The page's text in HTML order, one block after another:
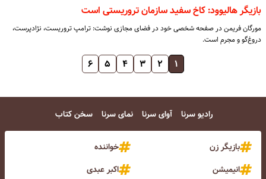
بازیگر هالیوود: کاخ سفید سازمان تروریستی است
مورگان فریمن در صفحه شخصی خود در فضای مجازی نوشت: ترامپ تروریست، نژادپرست،
دروغ‌گو و مجرم است.
۱ ۲ ۳ ۴ ۵ ۶
رادیو سرنا آوای سرنا نمای سرنا سخن کتاب
بازیگر زن
خواننده
انیمیشن
اکبر عبدی